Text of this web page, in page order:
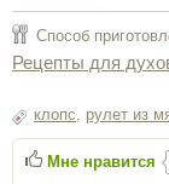
Способ
Рецепты для
клопс рулет из
Мне нравится